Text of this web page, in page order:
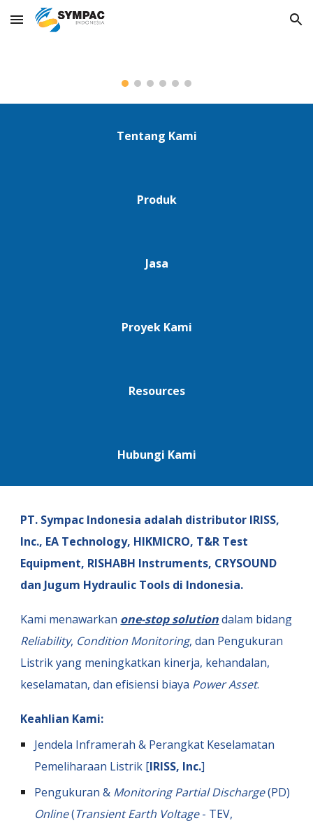
Skip to main content Skip to navigation
Tentang Kami
Produk
Jasa
Proyek Kami
Resources
Hubungi Kami
PT. Sympac Indonesia adalah distributor IRISS,
Inc., EA Technology, HIKMICRO, T&R Test
Equipment, RISHABH Instruments, CRYSOUND
dan Jugum Hydraulic Tools di Indonesia.
Kami menawarkan one-stop solutiondalam bidang
Reliability, Condition Monitoring, dan Pengukuran
Listrik yang meningkatkan kinerja, kehandalan,
keselamatan, dan efisiensi biaya Power Asset.
Keahlian Kami:
Jendela Inframerah & Perangkat Keselamatan
Pemeliharaan Listrik [IRISS, Inc.]
Pengukuran & Monitoring Partial Discharge(PD)
Online(Transient Earth Voltage- TEV,